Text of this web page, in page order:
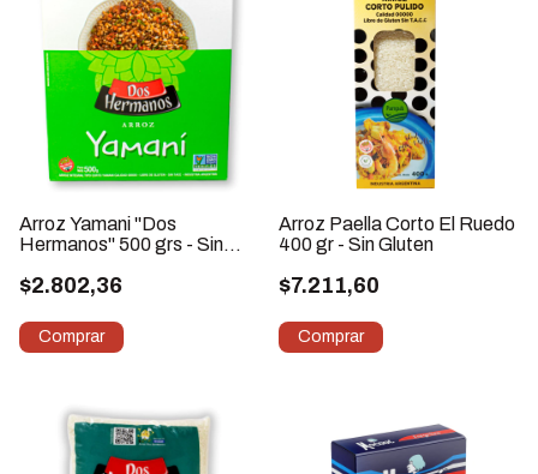
Arroz Yamani "Dos
Hermanos" 500 grs - Sin
$2.802,36
Arroz Paella Corto El Ruedo
400 gr - Sin Gluten
$7.211,60